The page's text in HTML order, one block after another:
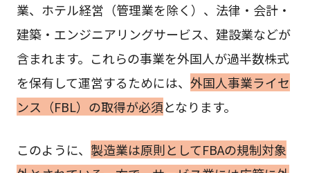
業、ホテル経営（管理業を除く）、法律・会計・
建築・エンジニアリングサービス、建設業などが
含まれます。これらの事業を外国人が過半数株式
を保有して運営するためには、 外国人事業ライセ
ンス（FBL）の取得が必須となります。
このように、 製造業は原則としてFBAの規制対象